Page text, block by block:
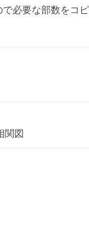
必要な部数をコ
関図